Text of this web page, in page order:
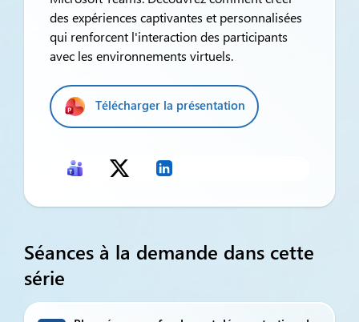
des expériences captivantes et personnalisées
qui renforcent l'interaction des participants
avec les environnements virtuels.
Télécharger la présentation
Séances à la demande dans cette
série